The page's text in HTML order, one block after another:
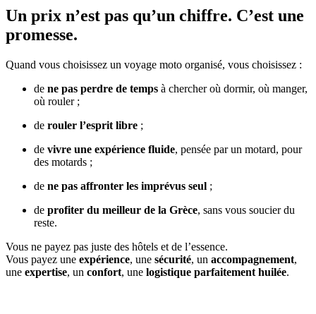
Un prix n’est pas qu’un chiffre. C’est une
promesse.
Quand vous choisissez un voyage moto organisé, vous choisissez :
de ne pas perdre de temps à chercher où dormir, où manger,
où rouler ;
de rouler l’esprit libre ;
de vivre une expérience fluide, pensée par un motard, pour
des motards ;
de ne pas affronter les imprévus seul ;
de profiter du meilleur de la Grèce, sans vous soucier du
reste.
Vous ne payez pas juste des hôtels et de l’essence.
Vous payez une expérience, une sécurité, un accompagnement,
une expertise, un confort, une logistique parfaitement huilée.